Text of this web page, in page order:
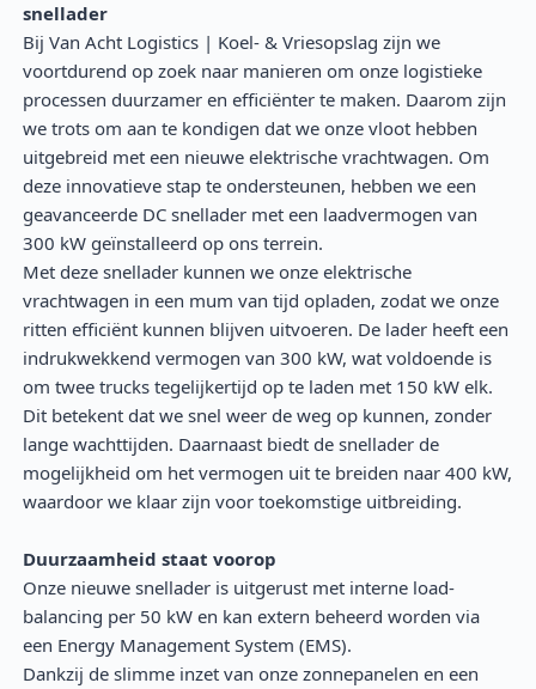
snellader
Bij Van Acht Logistics | Koel- & Vriesopslag zijn we
voortdurend op zoek naar manieren om onze logistieke
processen duurzamer en efficiënter te maken. Daarom zijn
we trots om aan te kondigen dat we onze vloot hebben
uitgebreid met een nieuwe elektrische vrachtwagen. Om
deze innovatieve stap te ondersteunen, hebben we een
geavanceerde DC snellader met een laadvermogen van
300 kW geïnstalleerd op ons terrein.
Met deze snellader kunnen we onze elektrische
vrachtwagen in een mum van tijd opladen, zodat we onze
ritten efficiënt kunnen blijven uitvoeren. De lader heeft een
indrukwekkend vermogen van 300 kW, wat voldoende is
om twee trucks tegelijkertijd op te laden met 150 kW elk.
Dit betekent dat we snel weer de weg op kunnen, zonder
lange wachttijden. Daarnaast biedt de snellader de
mogelijkheid om het vermogen uit te breiden naar 400 kW,
waardoor we klaar zijn voor toekomstige uitbreiding.
Duurzaamheid staat voorop
Onze nieuwe snellader is uitgerust met interne load-
balancing per 50 kW en kan extern beheerd worden via
een Energy Management System (EMS).
Dankzij de slimme inzet van onze zonnepanelen en een